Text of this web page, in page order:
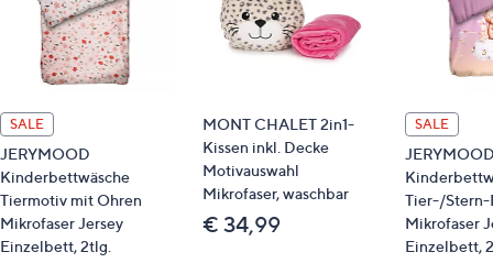
SALE
JERYMOOD
Kinderbettwäsche
Tiermotiv mit Ohren
Mikrofaser Jersey
Einzelbett, 2tlg.
MONT CHALET 2in1-
Kissen inkl. Decke
Motivauswahl
Mikrofaser, waschbar
€ 34,99
SALE
Tier-/Stern-
Mikrofaser
Einzelbett,